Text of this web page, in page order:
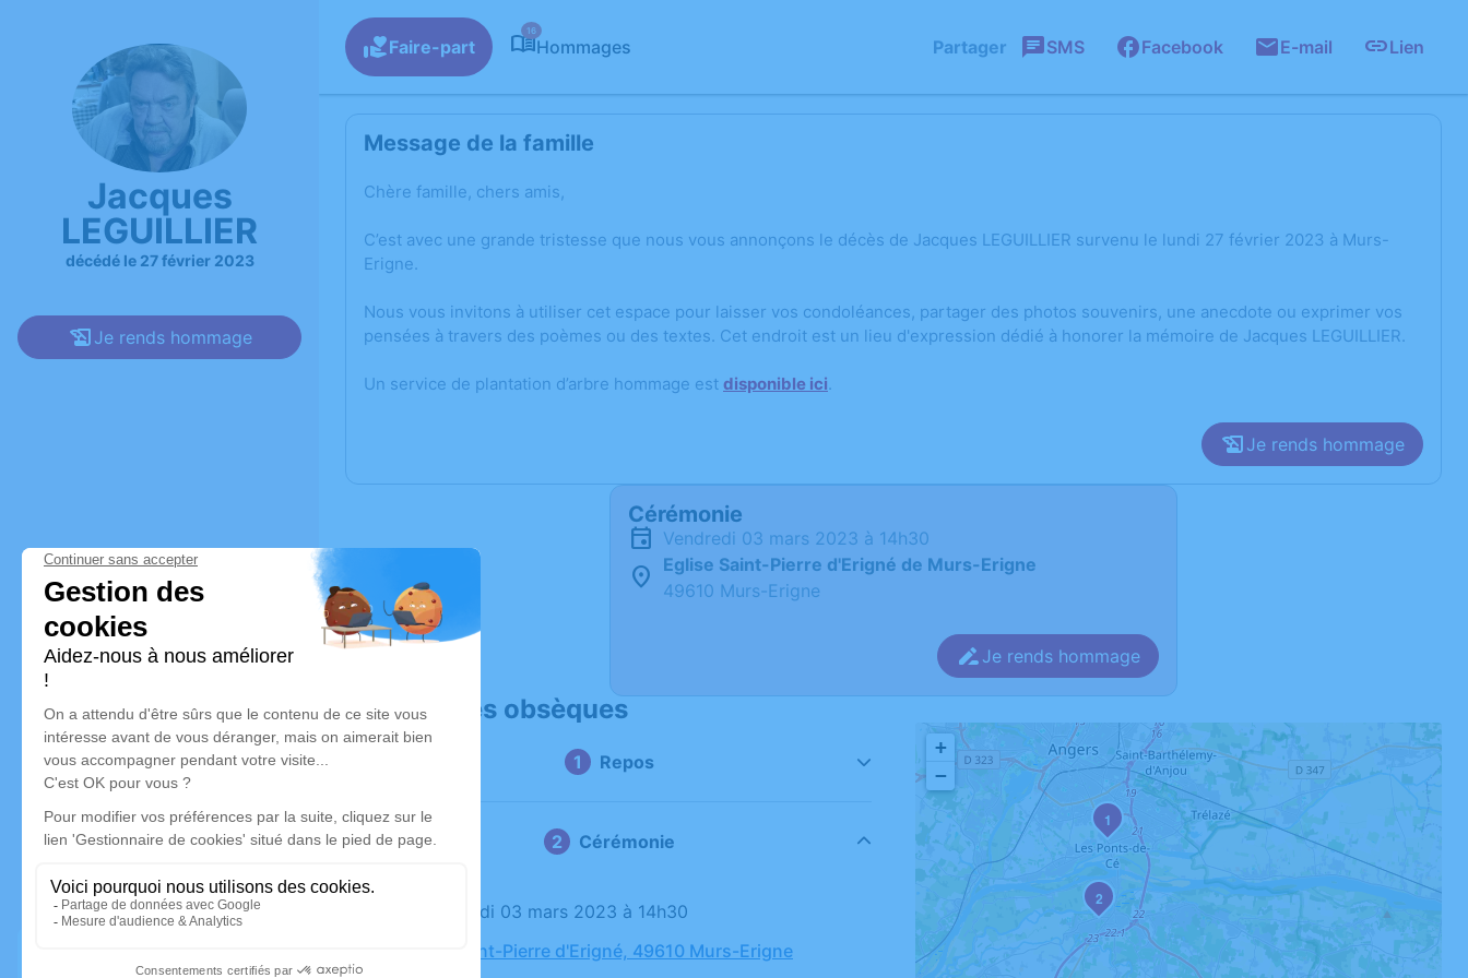
Jacques
LEGUILLIER
décédé le 27 février 2023
Je rends hommage
Faire-part
16
Hommages Partager SMS Facebook E-mail Lien
Message de la famille
Chère famille, chers amis,
C’est avec une grande tristesse que nous vous annonçons le décès de Jacques LEGUILLIER survenu le lundi 27 février 2023 à Murs-
Erigne.
Nous vous invitons à utiliser cet espace pour laisser vos condoléances, partager des photos souvenirs, une anecdote ou exprimer vos
pensées à travers des poèmes ou des textes. Cet endroit est un lieu d'expression dédié à honorer la mémoire de Jacques LEGUILLIER.
Un service de plantation d’arbre hommage est disponible ici.
Je rends hommage
Cérémonie
vendredi 03 mars 2023 à 14h30
Eglise Saint-Pierre d'Erigné de Murs-Erigne
49610 Murs-Erigne
Je rends hommage
Déroulé des obsèques
Repos
Cérémonie
Le vendredi 03 mars 2023 à 14h30
Eglise Saint-Pierre d'Erigné, 49610 Murs-Erigne
1
2
+
−